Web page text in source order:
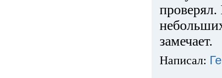
замечает.
Написал: